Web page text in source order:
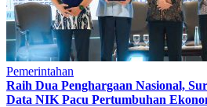
Pemerintahan
Raih Dua Penghargaan Nasional,
Data NIK Pacu Pertumbuhan